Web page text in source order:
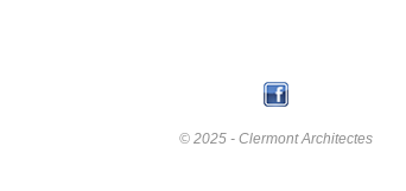
© 2025 - Clermont Architectes